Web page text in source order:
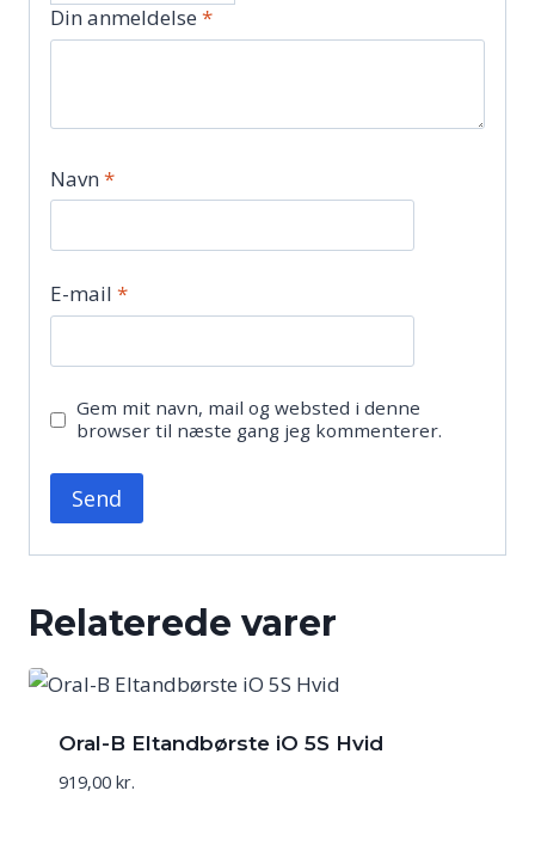
Din anmeldelse *
Navn *
E-mail *
Gem mit navn, mail og websted i denne
browser til næste gang jeg kommenterer.
Relaterede varer
Oral-B Eltandbørste iO 5S Hvid
919,00 kr.